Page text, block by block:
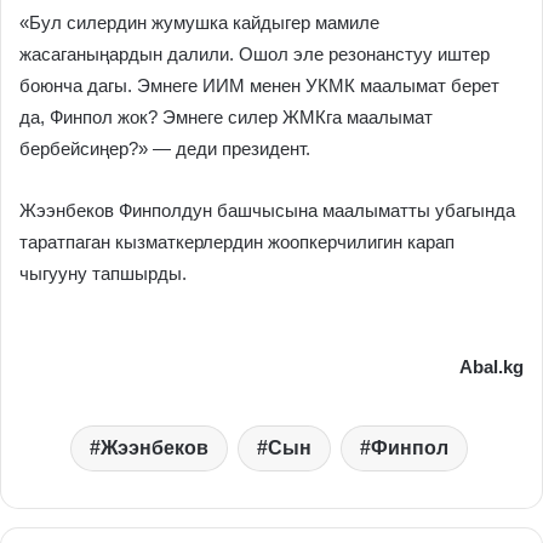
«Бул силердин жумушка кайдыгер мамиле
жасаганыңардын далили. Ошол эле резонанстуу иштер
боюнча дагы. Эмнеге ИИМ менен УКМК маалымат берет
да, Финпол жок? Эмнеге силер ЖМКга маалымат
бербейсиңер?» — деди президент.
Жээнбеков Финполдун башчысына маалыматты убагында
таратпаган кызматкерлердин жоопкерчилигин карап
чыгууну тапшырды.
Abal.kg
Жээнбеков Сын Финпол